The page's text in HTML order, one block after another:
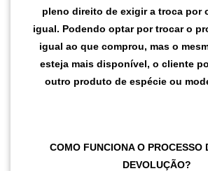
pleno direito de exigir a troca por
igual. Podendo optar por trocar o
igual ao que comprou, mas o
esteja mais disponível, o cliente
outro produto de espécie ou
COMO FUNCIONA O PROCESSO
DEVOLUÇÃO?